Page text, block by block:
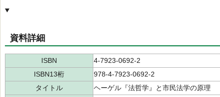
資料詳細
ISBN
4-7923-0692-2
ISBN13桁
978-4-7923-0692-2
タイトル
ヘーゲル『法哲学』と市民法学の原理